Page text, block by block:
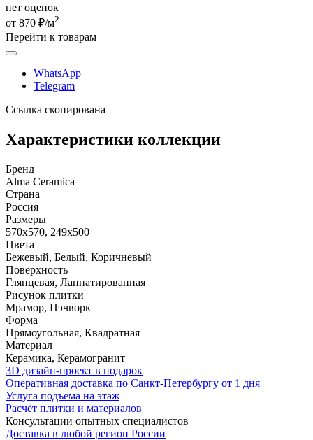
нет оценок
от 870 ₽/м2
Перейти к товарам
WhatsApp
Telegram
Ссылка скопирована
Характеристики коллекции
Бренд
Alma Ceramica
Страна
Россия
Размеры
570x570, 249x500
Цвета
Бежевый, Белый, Коричневый
Поверхность
Глянцевая, Лаппатированная
Рисунок плитки
Мрамор, Пэчворк
Форма
Прямоугольная, Квадратная
Материал
Керамика, Керамогранит
3D дизайн-проект в подарок
Оперативная доставка по Санкт-Петербургу от 1 дня
Услуга подъема на этаж
Расчёт плитки и материалов
Консультации опытных специалистов
Доставка в любой регион России